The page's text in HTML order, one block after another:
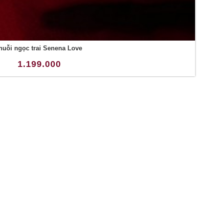
ngọc trai Senena Love
1.199.000